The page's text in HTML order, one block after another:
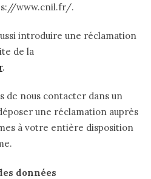
www.cnil.fr/.
introduire une réclamation
de la
.
de nous contacter dans un
une réclamation auprès
à votre entière disposition
données